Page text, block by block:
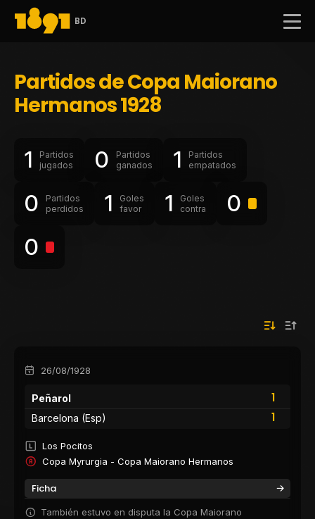
BD
Partidos de Copa Maiorano
Hermanos 1928
1
Partidos
jugados
0
Partidos
ganados
1
Partidos
empatados
0
Partidos
perdidos
1
Goles
favor
1
Goles
contra
0
0
26/08/1928
Peñarol
1
1
Barcelona (Esp)
Los Pocitos
Copa Myrurgia - Copa Maiorano Hermanos
Ficha
También estuvo en disputa la Copa Maiorano